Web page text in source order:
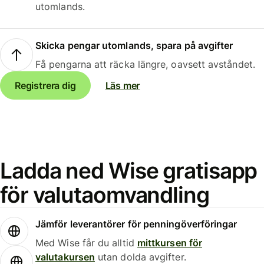
utomlands.
Skicka pengar utomlands, spara på avgifter
Få pengarna att räcka längre, oavsett avståndet.
Registrera dig
Läs mer
Ladda ned Wise gratisapp
för valutaomvandling
Jämför leverantörer för penningöverföringar
Med Wise får du alltid mittkursen för
valutakursen utan dolda avgifter.